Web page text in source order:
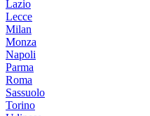
Lazio
Lecce
Milan
Monza
Napoli
Parma
Roma
Sassuolo
Torino